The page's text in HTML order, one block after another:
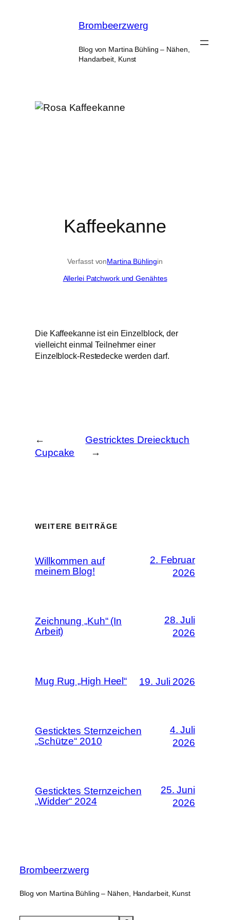
Brombeerzwerg
Blog von Martina Bühling – Nähen,
Handarbeit, Kunst
Kaffeekanne
Verfasst vonMartina Bühlingin
Allerlei Patchwork und Genähtes
Die Kaffeekanne ist ein Einzelblock, der
vielleicht einmal Teilnehmer einer
Einzelblock-Restedecke werden darf.
←
Cupcake
Gestricktes Dreiecktuch
→
WEITERE BEITRÄGE
Willkommen auf
meinem Blog!
2. Februar
2026
Zeichnung „Kuh“ (In
Arbeit)
28. Juli
2026
Mug Rug „High Heel“ 19. Juli 2026
Gesticktes Sternzeichen
„Schütze“ 2010
4. Juli
2026
Gesticktes Sternzeichen
„Widder“ 2024
25. Juni
2026
Brombeerzwerg
Blog von Martina Bühling – Nähen, Handarbeit, Kunst